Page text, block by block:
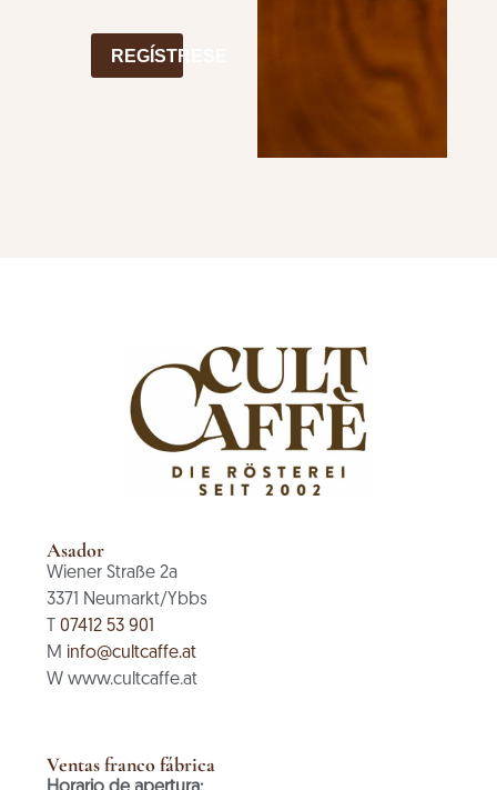
REGÍSTRESE
Asador
Wiener Straße 2a
3371 Neumarkt/Ybbs
T07412 53 901
M info@cultcaffe.at
W www.cultcaffe.at
Ventas franco fábrica